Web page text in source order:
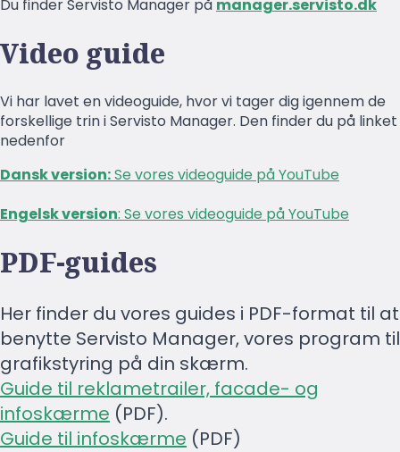
Du finder Servisto Manager på manager.servisto.dk
Video guide
Vi har lavet en videoguide, hvor vi tager dig igennem de
forskellige trin i Servisto Manager. Den finder du på linket
nedenfor
Dansk version:Se vores videoguide på YouTube
Engelsk version: Se vores videoguide på YouTube
PDF-guides
Her finder du vores guides i PDF-format til at
benytte Servisto Manager, vores program til
grafikstyring på din skærm.
Guide til reklametrailer, facade- og
infoskærme (PDF).
Guide til infoskærme (PDF)